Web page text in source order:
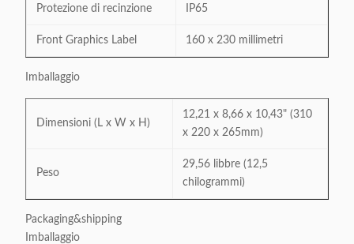
Protezione di recinzione IP65
Front Graphics Label 160 x 230 millimetri
Imballaggio
Dimensioni (L x W x H)
12,21 x 8,66 x 10,43" (310
x 220 x 265mm)
Peso
29,56 libbre (12,5
chilogrammi)
Packaging&shipping
Imballaggio